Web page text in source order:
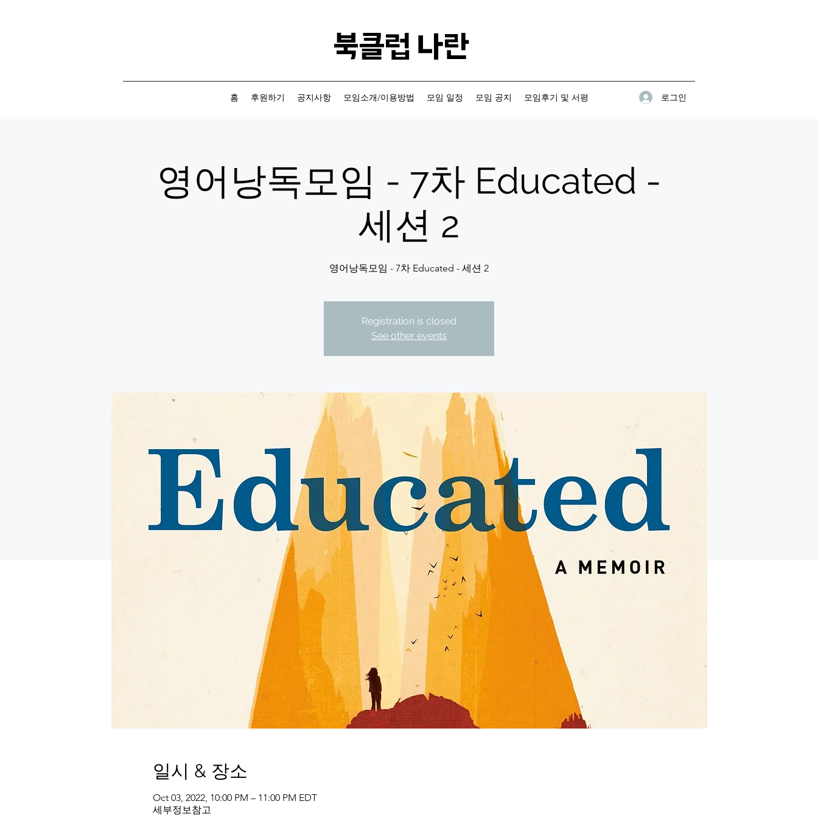
​북클럽 나란
홈 후원하기 공지사항 모임소개/이용방법 모임 일정 모임 공지 모임후기 및 서평 로그인
영어낭독모임 - 7차 Educated -
세션 2
영어낭독모임 - 7차 Educated - 세션 2
Registration is closed
See other events
일시 & 장소
Oct 03, 2022, 10:00 PM – 11:00 PM EDT
세부정보참고